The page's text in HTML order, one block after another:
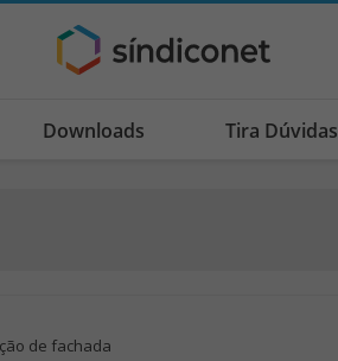
Downloads Tira Dúvidas
de fachada